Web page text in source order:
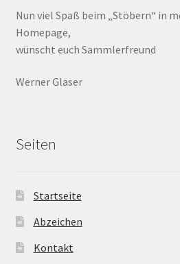
Nun viel Spaß beim „Stöbern“ in
Homepage,
wünscht euch Sammlerfreund
Werner Glaser
Seiten
Startseite
Abzeichen
Kontakt